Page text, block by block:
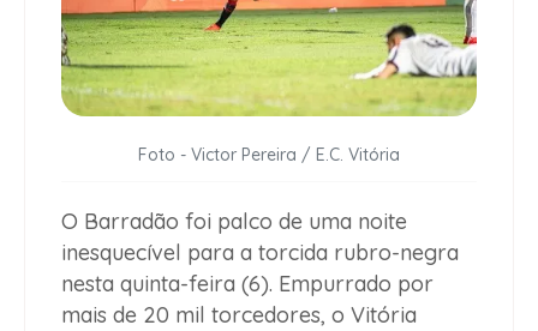
Foto - Victor Pereira / E.C. Vitória
O Barradão foi palco de uma noite
inesquecível para a torcida rubro-negra
nesta quinta-feira (6). Empurrado por
mais de 20 mil torcedores, o Vitória